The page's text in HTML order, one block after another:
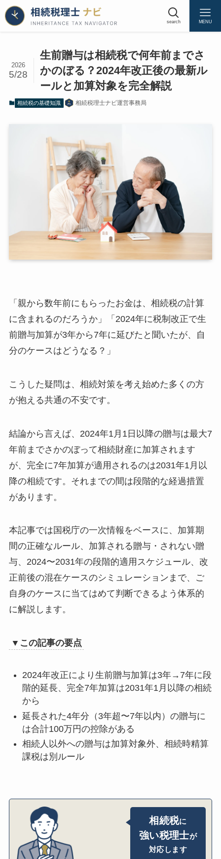
search MENU
生前贈与は相続税で何年前までさ
かのぼる？2024年改正後の最新ル
ールと加算対象を完全解説
2026
5/28
相続税の基礎知識 相続税理士ナビ運営事務局
「親から数年前にもらったお金は、相続税の計算
に含まれるのだろうか」「2024年に税制改正で生
前贈与加算が3年から7年に延びたと聞いたが、自
分のケースはどうなる？」
こうした疑問は、相続対策を考え始めた多くの方
が抱える共通の不安です。
結論から言えば、2024年1月1日以降の贈与は最大7
年前までさかのぼって相続財産に加算されます
が、完全に7年加算が適用されるのは2031年1月以
降の相続です。それまでの間は段階的な経過措置
があります。
本記事では国税庁の一次情報をベースに、加算期
間の正確なルール、加算される贈与・されない贈
与、2024〜2031年の段階的適用スケジュール、改
正前後の混在ケースのシミュレーションまで、ご
自身のケースに当てはめて判断できるよう体系的
に解説します。
▼この記事の要点
2024年改正により生前贈与加算は3年→7年に段
階的延長、完全7年加算は2031年1月以降の相続
から
延長された4年分（3年超〜7年以内）の贈与に
は合計100万円の控除がある
相続人以外への贈与は加算対象外、相続時精算
課税は別ルール
相続税に
強い税理士が
対応します
結論｜生前贈与は相続税で何年前までさかの
ぼるのか
2024年以降の贈与は最大7年前まで加算され
相続から
それ以前は段階的な経過措置がある
自分のケースで何年前までかを判定する3つ
のチェックポイント
生前贈与加算とは｜「持戻し」の仕組みを基
本から理解する
生前贈与加算（持戻し）の制度趣旨
なぜ亡くなる前の贈与が相続税に加算され
るのか
か
改正後のルール（2024年1月1日以降の贈
与）
3年超〜7年以内の贈与に対する100万円控除
改正で影響を受ける人・受けない人
2024〜2031年の段階的適用スケジュール｜年
段階的延長の全体像
まま
2027〜2030年の相続：加算期間が4年→5年
→6年→7年と段階的に拡大
加算される贈与・されない贈与｜対象・対象
外を完全整理
加算対象となる贈与の基本条件
点）
相続放棄した相続人への贈与の扱い
110万円基礎控除内の贈与も加算対象になる
加算対象外となる5つの非課税制
で）
結婚・子育て資金の一括贈与の非課税
住宅取得等資金の贈与の非課税（最大1,000
万円）
配偶者への居住用不動産の贈与（おしどり
贈与・2,000万円控除）
特定障害者扶養信託の非課税
贈与税額控除の仕組み（二重課税を防ぐ）
計算例A：改正前の贈与のみ（2023年以前の
贈与）
計算例B：改正後の贈与のみ（2024年以降の